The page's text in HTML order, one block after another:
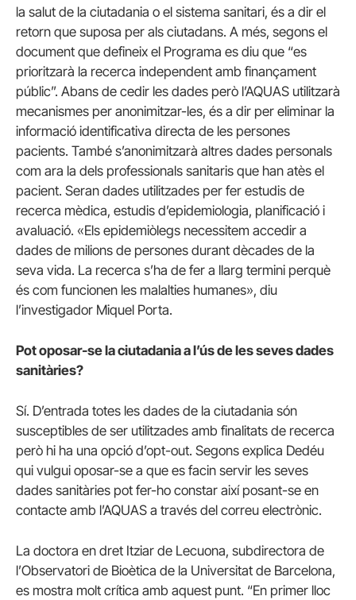
la salut de la ciutadania o el sistema sanitari, és a dir el
retorn que suposa per als ciutadans. A més, segons el
document que defineix el Programa es diu que “es
prioritzarà la recerca independent amb finançament
públic”. Abans de cedir les dades però l’AQUAS utilitzarà
mecanismes per anonimitzar-les, és a dir per eliminar la
informació identificativa directa de les persones
pacients. També s’anonimitzarà altres dades personals
com ara la dels professionals sanitaris que han atès el
pacient. Seran dades utilitzades per fer estudis de
recerca mèdica, estudis d’epidemiologia, planificació i
avaluació. «Els epidemiòlegs necessitem accedir a
dades de milions de persones durant dècades de la
seva vida. La recerca s’ha de fer a llarg termini perquè
és com funcionen les malalties humanes», diu
l’investigador Miquel Porta.
Pot oposar-se la ciutadania a l’ús de les seves dades
sanitàries?
Sí. D’entrada totes les dades de la ciutadania són
susceptibles de ser utilitzades amb finalitats de recerca
però hi ha una opció d’opt-out. Segons explica Dedéu
qui vulgui oposar-se a que es facin servir les seves
dades sanitàries pot fer-ho constar així posant-se en
contacte amb l’AQUAS a través del correu electrònic.
La doctora en dret Itziar de Lecuona, subdirectora de
l’Observatori de Bioètica de la Universitat de Barcelona,
es mostra molt crítica amb aquest punt. “En primer lloc